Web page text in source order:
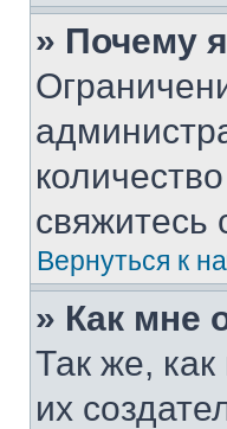
» Почему
свяжитесь
Вернуться к
» Как мне
Так же,
их